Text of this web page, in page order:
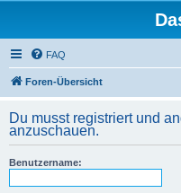
FAQ
Foren-Übersicht
Du musst registriert und
anzuschauen.
Benutzername: